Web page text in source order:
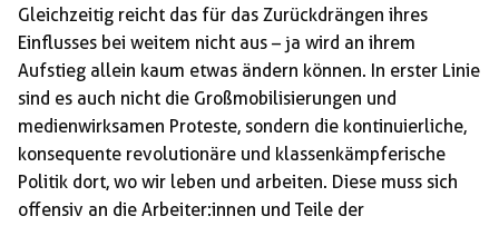
Gleichzeitig reicht das für das Zurückdrängen ihres
Einflusses bei weitem nicht aus – ja wird an ihrem
Aufstieg allein kaum etwas ändern können. In erster Linie
sind es auch nicht die Großmobilisierungen und
medienwirksamen Proteste, sondern die kontinuierliche,
konsequente revolutionäre und klassenkämpferische
Politik dort, wo wir leben und arbeiten. Diese muss sich
offensiv an die Arbeiter:innen und Teile der